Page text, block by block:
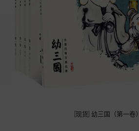
[现货] 幼三国（第一卷）